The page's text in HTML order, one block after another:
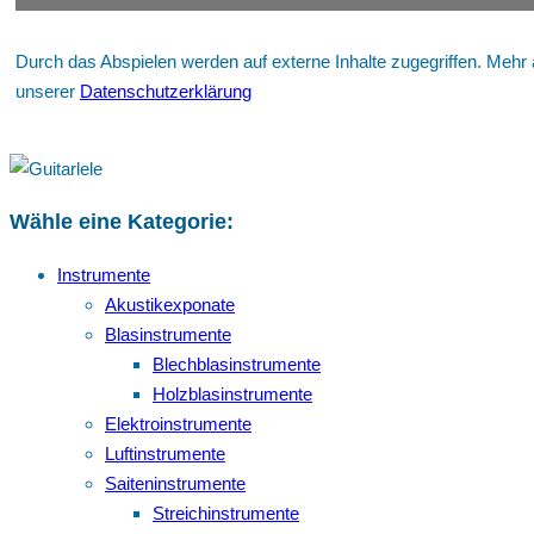
Durch das Abspielen werden auf externe Inhalte zugegriffen. Mehr
unserer Datenschutzerklärung
Wähle eine Kategorie:
Instrumente
Akustikexponate
Blasinstrumente
Blechblasinstrumente
Holzblasinstrumente
Elektroinstrumente
Luftinstrumente
Saiteninstrumente
Streichinstrumente